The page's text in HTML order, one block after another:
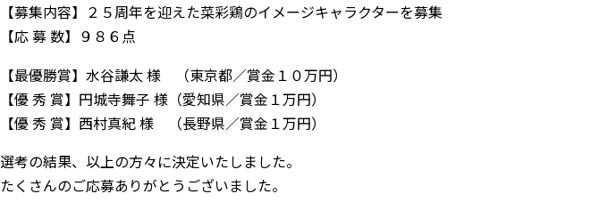
【募集内容】２５周年を迎えた菜彩鶏のイメージキャラクターを募集
【応 募 数】９８６点
【最優勝賞】水谷謙太 様 （東京都／賞金１０万円）
【優 秀 賞】円城寺舞子 様（愛知県／賞金１万円）
【優 秀 賞】西村真紀 様 （長野県／賞金１万円）
選考の結果、以上の方々に決定いたしました。
たくさんのご応募ありがとうございました。